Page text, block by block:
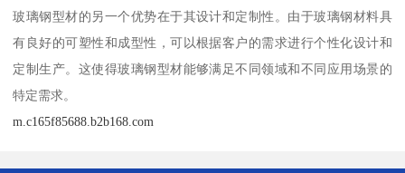
玻璃钢型材的另一个优势在于其设计和定制性。由于玻璃钢材料具
有良好的可塑性和成型性，可以根据客户的需求进行个性化设计和
定制生产。这使得玻璃钢型材能够满足不同领域和不同应用场景的
特定需求。
m.c165f85688.b2b168.com